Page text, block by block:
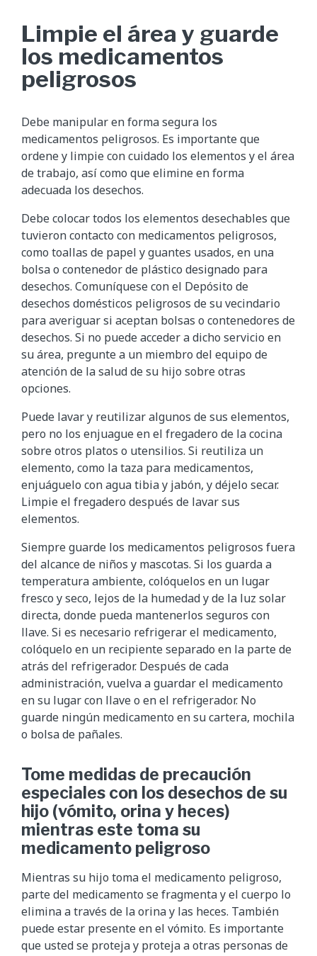
Limpie el área y guarde
los medicamentos
peligrosos
Debe manipular en forma segura los
medicamentos peligrosos. Es importante que
ordene y limpie con cuidado los elementos y el área
de trabajo, así como que elimine en forma
adecuada los desechos.
Debe colocar todos los elementos desechables que
tuvieron contacto con medicamentos peligrosos,
como toallas de papel y guantes usados, en una
bolsa o contenedor de plástico designado para
desechos. Comuníquese con el Depósito de
desechos domésticos peligrosos de su vecindario
para averiguar si aceptan bolsas o contenedores de
desechos. Si no puede acceder a dicho servicio en
su área, pregunte a un miembro del equipo de
atención de la salud de su hijo sobre otras
opciones.
Puede lavar y reutilizar algunos de sus elementos,
pero no los enjuague en el fregadero de la cocina
sobre otros platos o utensilios. Si reutiliza un
elemento, como la taza para medicamentos,
enjuáguelo con agua tibia y jabón, y déjelo secar.
Limpie el fregadero después de lavar sus
elementos.
Siempre guarde los medicamentos peligrosos fuera
del alcance de niños y mascotas. Si los guarda a
temperatura ambiente, colóquelos en un lugar
fresco y seco, lejos de la humedad y de la luz solar
directa, donde pueda mantenerlos seguros con
llave. Si es necesario refrigerar el medicamento,
colóquelo en un recipiente separado en la parte de
atrás del refrigerador. Después de cada
administración, vuelva a guardar el medicamento
en su lugar con llave o en el refrigerador. No
guarde ningún medicamento en su cartera, mochila
o bolsa de pañales.
Tome medidas de precaución
especiales con los desechos de su
hijo (vómito, orina y heces)
mientras este toma su
medicamento peligroso
Mientras su hijo toma el medicamento peligroso,
parte del medicamento se fragmenta y el cuerpo lo
elimina a través de la orina y las heces. También
puede estar presente en el vómito. Es importante
que usted se proteja y proteja a otras personas de